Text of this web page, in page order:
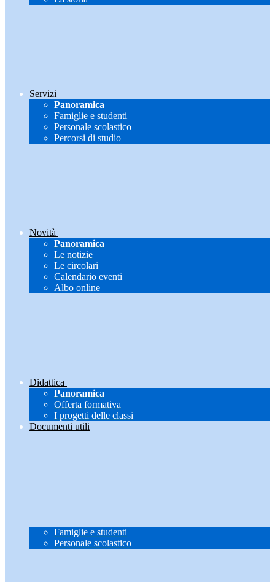
Servizi
Panoramica
Famiglie e studenti
Personale scolastico
Percorsi di studio
Novità
Panoramica
Le notizie
Le circolari
Calendario eventi
Albo online
Didattica
Panoramica
Offerta formativa
I progetti delle classi
Documenti utili
Famiglie e studenti
Personale scolastico